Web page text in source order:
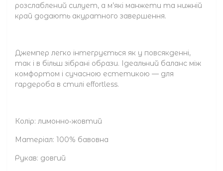
розслаблений силует, а м’які манжети та нижній
край додають акуратного завершення.
Джемпер легко інтегрується як у повсякденні,
так і в більш зібрані образи. Ідеальний баланс між
комфортом і сучасною естетикою — для
гардероба в стилі effortless.
Колір: лимонно‑жовтий
Матеріал: 100% бавовна
Рукав: довгий